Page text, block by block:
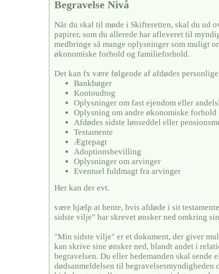
Begravelse Nivå
Når du skal til møde i Skifteretten, skal du ud
papirer, som du allerede har afleveret til
medbringe så mange oplysninger som muligt
økonomiske forhold og familieforhold.
Det kan fx være følgende af afdødes
Bankbøger
Kontoudtog
Oplysninger om fast ejendom eller
Oplysning om andre økonomiske forhold
Afdødes sidste lønseddel eller
Testamente
Ægtepagt
Adoptionsbevilling
Oplysninger om arvinger
Eventuel fuldmagt fra arvinger
Her kan der evt.
være hjælp at hente, hvis afdøde i sit
sidste vilje" har skrevet ønsker ned omkring
"Min sidste vilje" er et dokument, der giver
kan skrive sine ønsker ned, blandt andet i
begravelsen. Du eller bedemanden skal sende
dødsanmeldelsen til begravelsesmyndigheden